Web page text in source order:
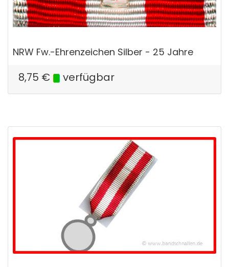
NRW Fw.-Ehrenzeichen Silber - 25 Jahre
8,75 € verfügbar